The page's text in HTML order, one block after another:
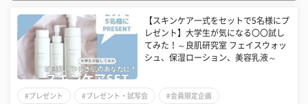
【スキンケア一式をセットで5名様にプ
レゼント】大学生が気になる〇〇試し
てみた！～良肌研究室 フェイスウォッ
シュ、保湿ローション、美容乳液～
#プレゼント #プレゼント・試写会 #会員限定企画